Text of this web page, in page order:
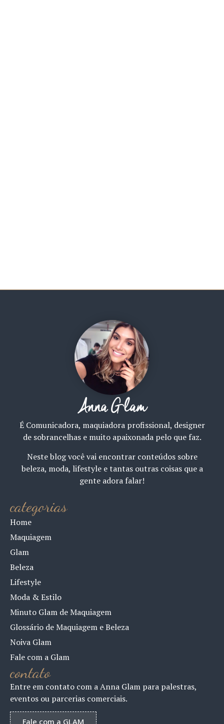
Anna Glam
É Comunicadora, maquiadora profissional, designer
de sobrancelhas e muito apaixonada pelo que faz.
Neste blog você vai encontrar conteúdos sobre
beleza, moda, lifestyle e tantas outras coisas que a
gente adora falar!
categorias
Home
Maquiagem
Glam
Beleza
Lifestyle
Moda & Estilo
Minuto Glam de Maquiagem
Glossário de Maquiagem e Beleza
Noiva Glam
Fale com a Glam
contato
Entre em contato com a Anna Glam para palestras,
eventos ou parcerias comerciais.
Fale com a GLAM